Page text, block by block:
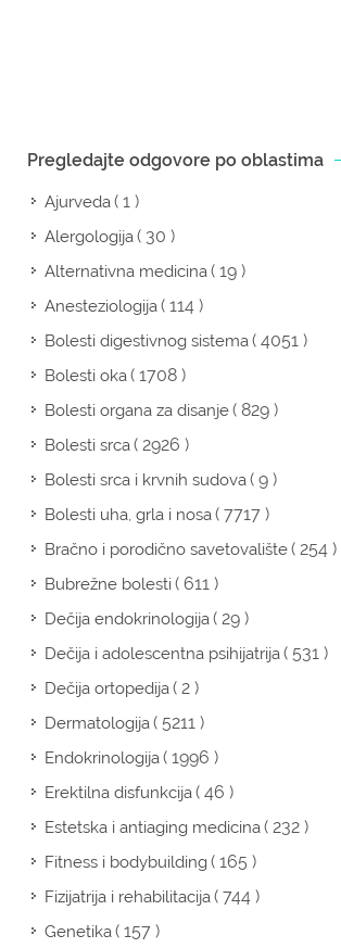
Pregledajte odgovore po oblastima
Ajurveda( 1 )
Alergologija( 30 )
Alternativna medicina( 19 )
Anesteziologija( 114 )
Bolesti digestivnog sistema( 4051 )
Bolesti oka( 1708 )
Bolesti organa za disanje( 829 )
Bolesti srca( 2926 )
Bolesti srca i krvnih sudova( 9 )
Bolesti uha, grla i nosa( 7717 )
Bračno i porodično savetovalište( 254 )
Bubrežne bolesti( 611 )
Dečija endokrinologija( 29 )
Dečija i adolescentna psihijatrija( 531 )
Dečija ortopedija( 2 )
Dermatologija( 5211 )
Endokrinologija( 1996 )
Erektilna disfunkcija( 46 )
Estetska i antiaging medicina( 232 )
Fitness i bodybuilding( 165 )
Fizijatrija i rehabilitacija( 744 )
Genetika( 157 )